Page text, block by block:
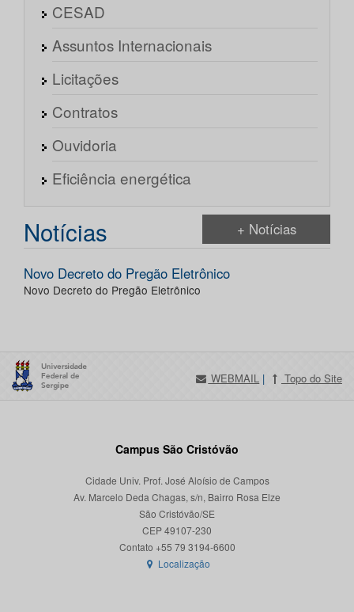
CESAD
Assuntos Internacionais
Licitações
Contratos
Ouvidoria
Eficiência energética
Notícias + Notícias
Novo Decreto do Pregão Eletrônico
Novo Decreto do Pregão Eletrônico
WEBMAIL | Topo do Site
Campus São Cristóvão
Cidade Univ. Prof. José Aloísio de Campos
Av. Marcelo Deda Chagas, s/n, Bairro Rosa Elze
São Cristóvão/SE
CEP 49107-230
Localização